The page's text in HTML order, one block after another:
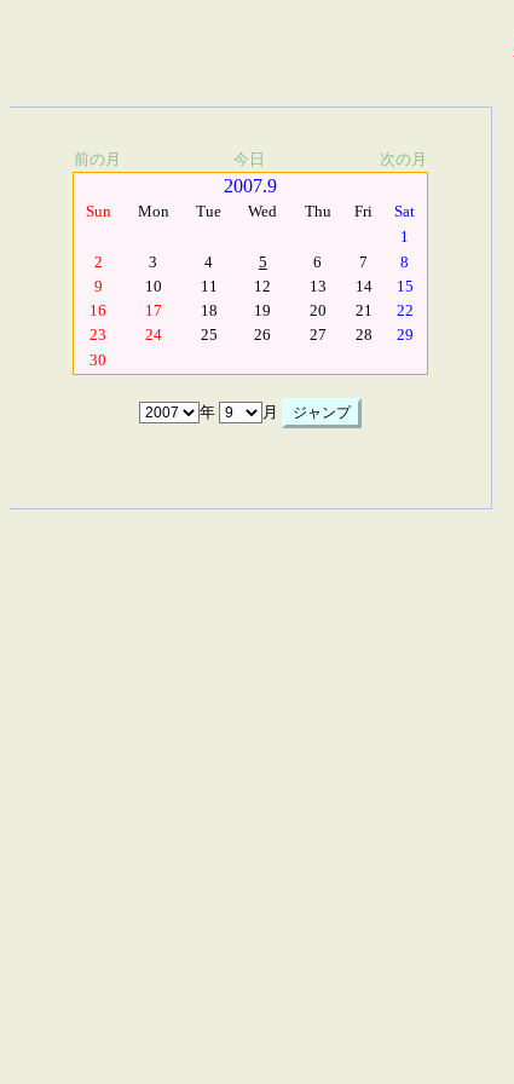
前の月 今日 次の月
2007.9
Sun Mon Tue Wed Thu Fri
Sat
1
2
3 4 5 6 7
8
9
10 11 12 13 14
15
16
17 18 19 20 21
22
23
24 25 26 27 28
29
30
年 月